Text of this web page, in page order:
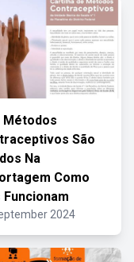
Métodos
São
Na
Como
Funcionam
2024